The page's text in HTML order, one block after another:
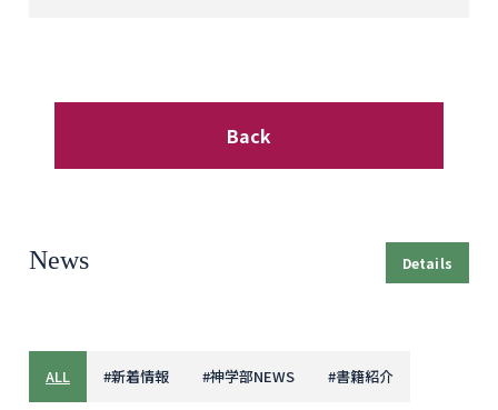
Back
News Details
ALL #新着情報 #神学部NEWS #書籍紹介